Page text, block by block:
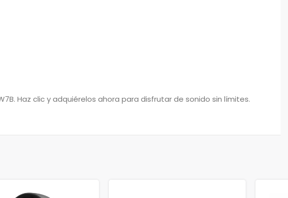
Haz clic y adquiérelos ahora para disfrutar de sonido sin límites.